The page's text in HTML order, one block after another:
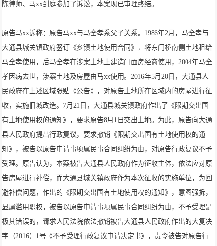
陈律师、马xx到庭参加了诉讼，本案现已审理终结。
原告马xx诉称：原告马xx与马全孝系父子关系。1986年2月，马全孝与
大通县城关镇政府签订《乡镇土地使用合同》，将东门桥南侧土地租给
马全孝使用，后马全孝在涉案土地上建造门面房经商使用，2004年马全
孝因病去世，涉案土地及房屋由马xx使用。2016年5月20日，大通县人
民政府在上述区域张贴《公告》，对原告土地所在区域内的房屋进行征
收，实施旧城改造。7月21日，大通县城关镇政府作出了《限期交出国
有土地使用权的通知》，要求原告8月1日交出土地。为此，原告向大通
县人民政府提出行政复议，要求撤销《限期交出国有土地使用权的通
知》，被告以原告申请事项属民事合同纠纷为由，对原告行政复议不予
受理。原告认为，本案被告大通县人民政府作为征收主体，依法应对原
告房屋进行补偿，而大通县城关镇政府作为本次征收的实施单位，为回
避补偿问题，作出的《限期交出国有土地使用权的通知》，意图强拆，
显属滥用职权，被告以原告申请事项属民事合同纠纷为由，不予受理是
极其错误的，请求人民法院依法撤销被告大通县人民政府作出的大复决
字（2016）1号《不予受理行政复议申请决定书》，责令被告对原告行